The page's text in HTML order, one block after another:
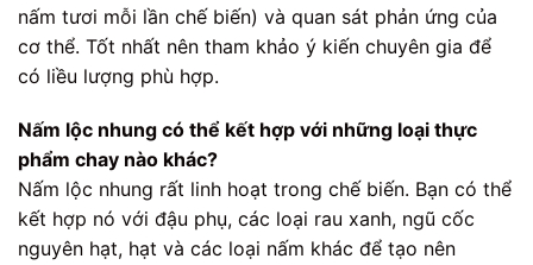
nấm tươi mỗi lần chế biến) và quan sát phản ứng của
cơ thể. Tốt nhất nên tham khảo ý kiến chuyên gia để
có liều lượng phù hợp.
Nấm lộc nhung có thể kết hợp với những loại thực
phẩm chay nào khác?
Nấm lộc nhung rất linh hoạt trong chế biến. Bạn có thể
kết hợp nó với đậu phụ, các loại rau xanh, ngũ cốc
nguyên hạt, hạt và các loại nấm khác để tạo nên